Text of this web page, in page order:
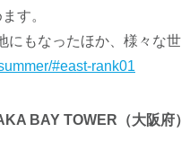
す。
もなったほか、様々な
#east-rank01
BAY TOWER（大阪府）